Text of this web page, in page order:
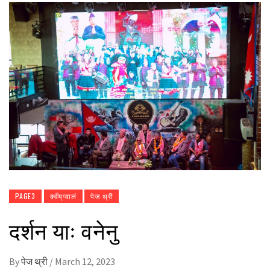
PAGE3 क्वँय्‌प्वालं पेज थ्री
दर्शन याः वनेनु
Byपेज थ्री / March 12, 2023